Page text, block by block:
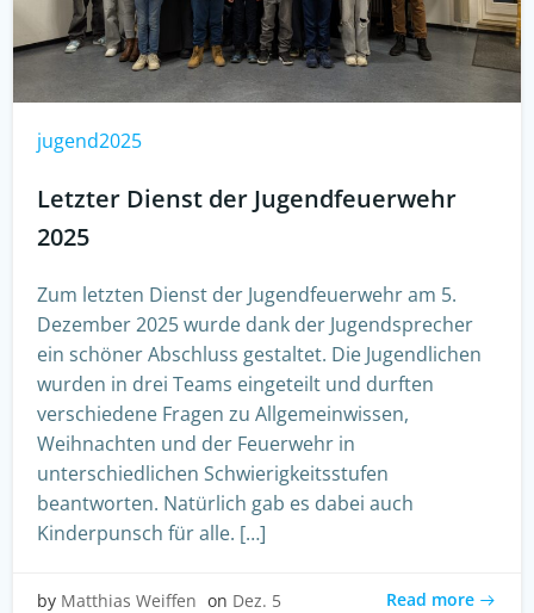
jugend2025
Letzter Dienst der Jugendfeuerwehr
2025
Zum letzten Dienst der Jugendfeuerwehr am 5.
Dezember 2025 wurde dank der Jugendsprecher
ein schöner Abschluss gestaltet. Die Jugendlichen
wurden in drei Teams eingeteilt und durften
verschiedene Fragen zu Allgemeinwissen,
Weihnachten und der Feuerwehr in
unterschiedlichen Schwierigkeitsstufen
beantworten. Natürlich gab es dabei auch
Kinderpunsch für alle. […]
by Matthias Weiffen on Dez. 5 Read more